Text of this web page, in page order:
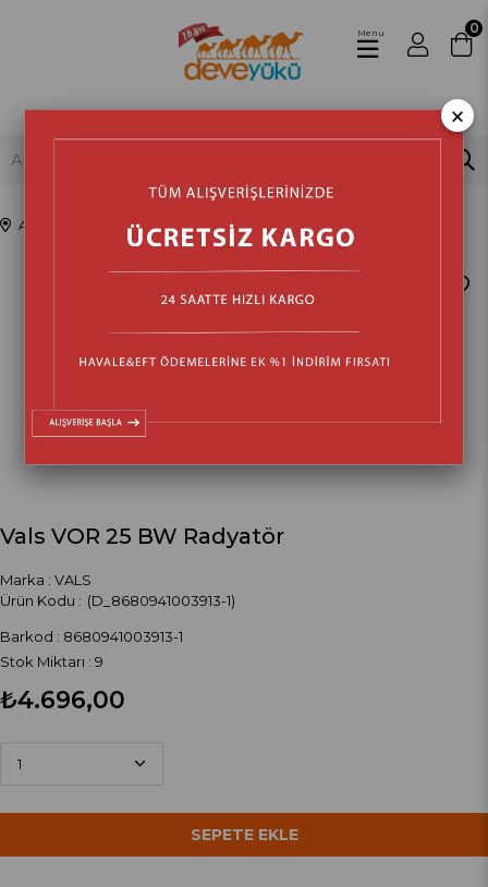
0
Menu
Anasayfa Isıtma & Soğutma Yağlı Radyatörler
Vals VOR 25 BW Radyatör
Marka : VALS
(D_8680941003913-1)
Barkod : 8680941003913-1
Stok Miktarı : 9
₺4.696,00
×